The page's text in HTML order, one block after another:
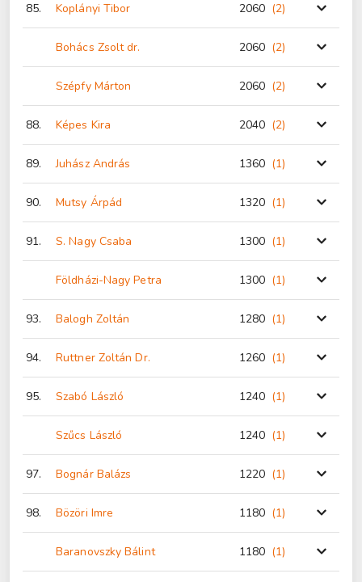
85. Koplányi Tibor 2060 (2)
Bohács Zsolt dr. 2060 (2)
Szépfy Márton 2060 (2)
88. Képes Kira 2040 (2)
89. Juhász András 1360 (1)
90. Mutsy Árpád 1320 (1)
91. S. Nagy Csaba 1300 (1)
Földházi-Nagy Petra 1300 (1)
93. Balogh Zoltán 1280 (1)
94. Ruttner Zoltán Dr. 1260 (1)
95. Szabó László 1240 (1)
Szűcs László 1240 (1)
97. Bognár Balázs 1220 (1)
98. Bözöri Imre 1180 (1)
Baranovszky Bálint 1180 (1)